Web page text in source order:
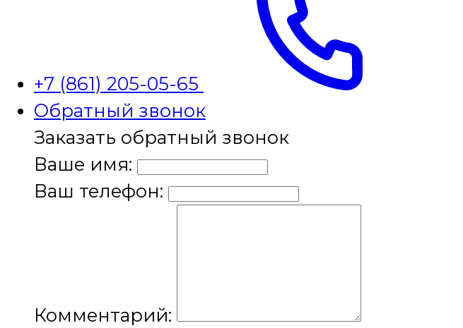
+7 (861) 205-05-65
Обратный звонок
Заказать обратный звонок
Ваше имя:
Ваш телефон:
Комментарий: